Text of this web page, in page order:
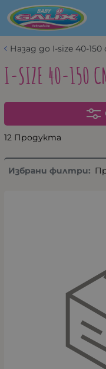
Назад до I-size 40-150
I-SIZE 40-150
12 Продукта
Избрани филтри: